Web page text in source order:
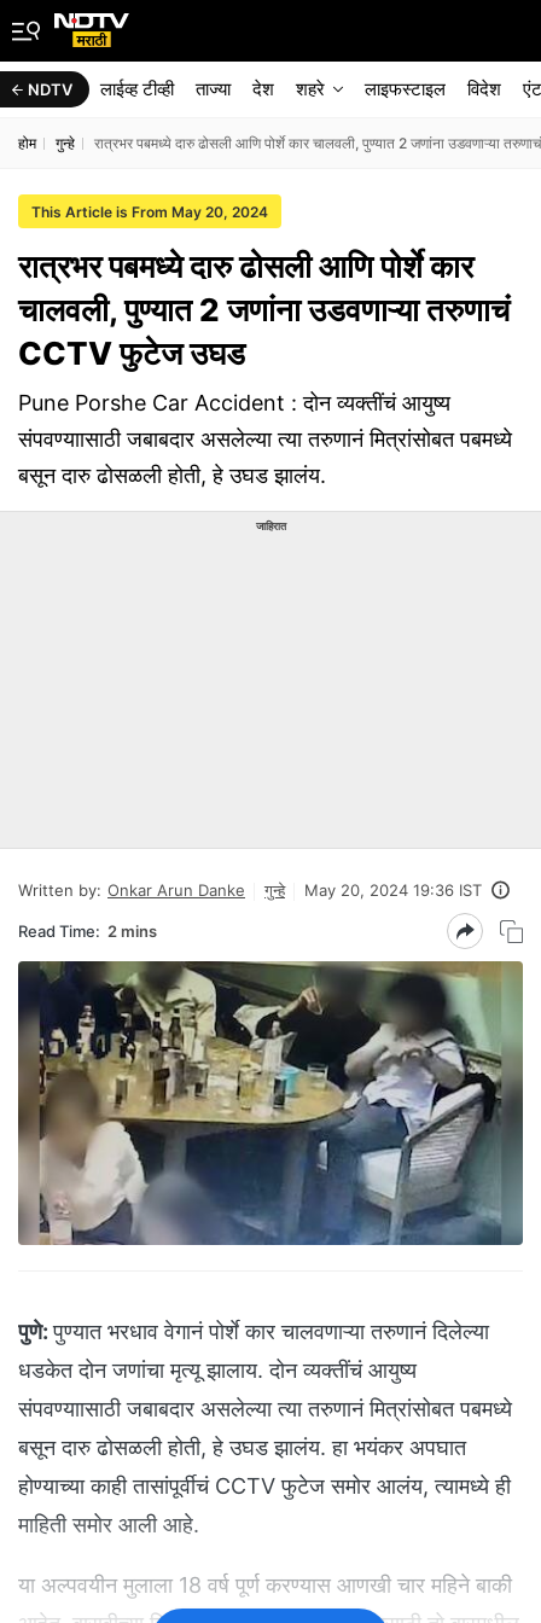
NDTV लाईव्ह टीव्ही ताज्या देश शहरे लाइफस्टाइल विदेश
होम गुन्हे रात्रभर पबमध्ये दारु ढोसली आणि पोर्शे कार चालवली, पुण्यात 2 जणांना उडवणाऱ्या
This Article is From May 20, 2024
रात्रभर पबमध्ये दारु ढोसली आणि पोर्शे कार
चालवली, पुण्यात 2 जणांना उडवणाऱ्या तरुणाचं
CCTV फुटेज उघड
Pune Porshe Car Accident : दोन व्यक्तींचं आयुष्य
संपवण्याासाठी जबाबदार असलेल्या त्या तरुणानं मित्रांसोबत पबमध्ये
बसून दारु ढोसळली होती, हे उघड झालंय.
जाहिरात
Written by: Onkar Arun Danke गुन्हे May 20, 2024 19:36 IST
Read Time: 2 mins
पुणे: पुण्यात भरधाव वेगानं पोर्शे कार चालवणाऱ्या तरुणानं दिलेल्या
धडकेत दोन जणांचा मृत्यू झालाय. दोन व्यक्तींचं आयुष्य
संपवण्याासाठी जबाबदार असलेल्या त्या तरुणानं मित्रांसोबत पबमध्ये
बसून दारु ढोसळली होती, हे उघड झालंय. हा भयंकर अपघात
होण्याच्या काही तासांपूर्वीचं CCTV फुटेज समोर आलंय, त्यामध्ये ही
माहिती समोर आली आहे.
या अल्पवयीन मुलाला 18 वर्ष पूर्ण करण्यास आणखी चार महिने बाकी